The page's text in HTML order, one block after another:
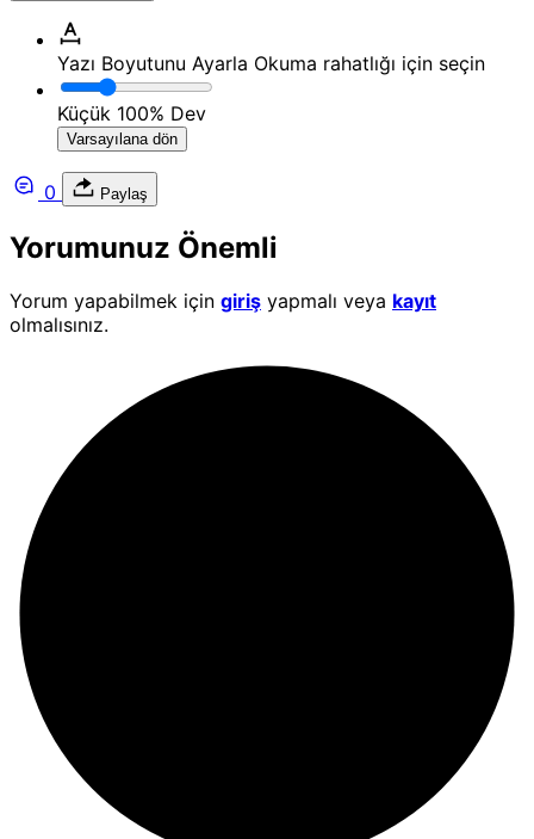
Yazı Boyutunu Ayarla Okuma rahatlığı için seçin
Küçük 100% Dev
Varsayılana dön
0 Paylaş
Yorumunuz Önemli
Yorum yapabilmek için giriş yapmalı veya kayıt
olmalısınız.